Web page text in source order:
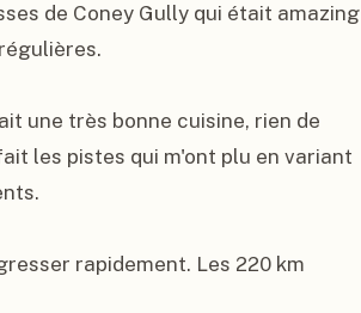
de Coney Gully qui était amazing
une très bonne cuisine, rien de
les pistes qui m'ont plu en variant
rapidement. Les 220 km